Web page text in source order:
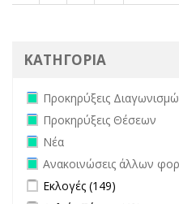
ΚΑΤΗΓΟΡΙΑ
Remove Προκηρύξεις
Προκηρύξεις
Remove Προκηρύξεις
Προκηρύξεις Θέσεων
Remove Νέα filter
Νέα
Remove Ανακοινώσεις
Ανακοινώσεις άλλων
Apply Εκλογές filter
Εκλογές (149)